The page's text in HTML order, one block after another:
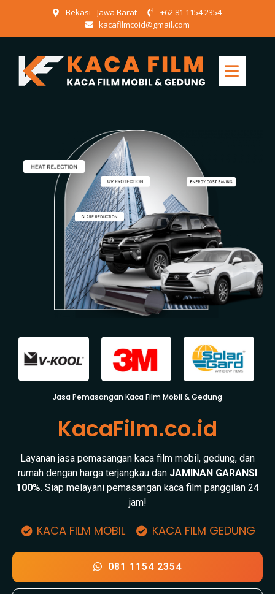
Bekasi - Jawa Barat
+62 81 1154 2354
kacafilmcoid@gmail.com
Jasa Pemasangan Kaca Film Mobil & Gedung
KacaFilm.co.id
Layanan jasa pemasangan kaca film mobil, gedung, dan
rumah dengan harga terjangkau dan JAMINAN GARANSI
100%. Siap melayani pemasangan kaca film panggilan 24
jam!
KACA FILM MOBIL KACA FILM GEDUNG
081 1154 2354